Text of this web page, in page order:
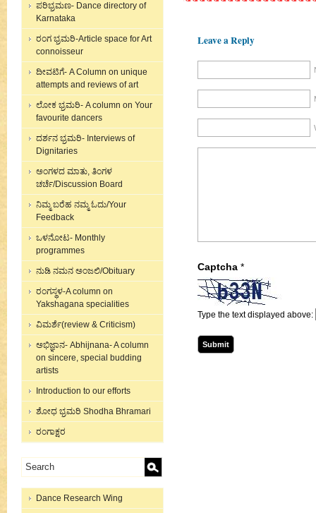
ಪರಿಭ್ರಮಣ- Dance directory of
Karnataka
ರಂಗ ಭ್ರಮರಿ-Article space for Art
connoisseur
ದೀವಟಿಗೆ- A Column on unique
attempts and reviews of art
ಲೋಕ ಭ್ರಮರಿ- A column on Your
favourite dancers
ದರ್ಶನ ಭ್ರಮರಿ- Interviews of
Dignitaries
ಅಂಗಳದ ಮಾತು, ತಿಂಗಳ
ಚರ್ಚೆ/Discussion Board
ನಿಮ್ಮ ಬರೆಹ ನಮ್ಮ ಓದು/Your
Feedback
ಒಳನೋಟ- Monthly
programmes
ನುಡಿ ನಮನ ಅಂಜಲಿ/Obituary
ರಂಗಸ್ಥಳ-A column on
Yakshagana specialities
ವಿಮರ್ಶೆ(review & Criticism)
ಅಭಿಜ್ಞಾನ- Abhijnana- A column
on sincere, special budding
artists
Introduction to our efforts
ಶೋಧ ಭ್ರಮರಿ Shodha Bhramari
ರಂಗಾಕ್ಷರ
Dance Research Wing
Leave a Reply
Captcha *
Type the text displayed above: